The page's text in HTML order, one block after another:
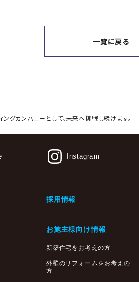
一覧に戻る
グカンパニーとして、 未来へ挑戦し続けます。
Instagram
採用情報
お施主様向け情報
新築住宅をお考えの方
外壁のリフォームをお考えの
方